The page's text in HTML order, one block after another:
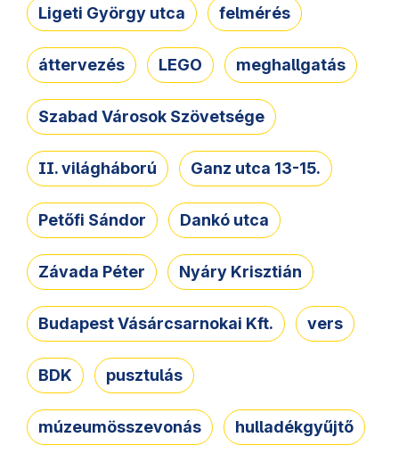
Ligeti György utca felmérés
áttervezés LEGO meghallgatás
Szabad Városok Szövetsége
II. világháború Ganz utca 13-15.
Petőfi Sándor Dankó utca
Závada Péter Nyáry Krisztián
Budapest Vásárcsarnokai Kft. vers
BDK pusztulás
múzeumösszevonás hulladékgyűjtő